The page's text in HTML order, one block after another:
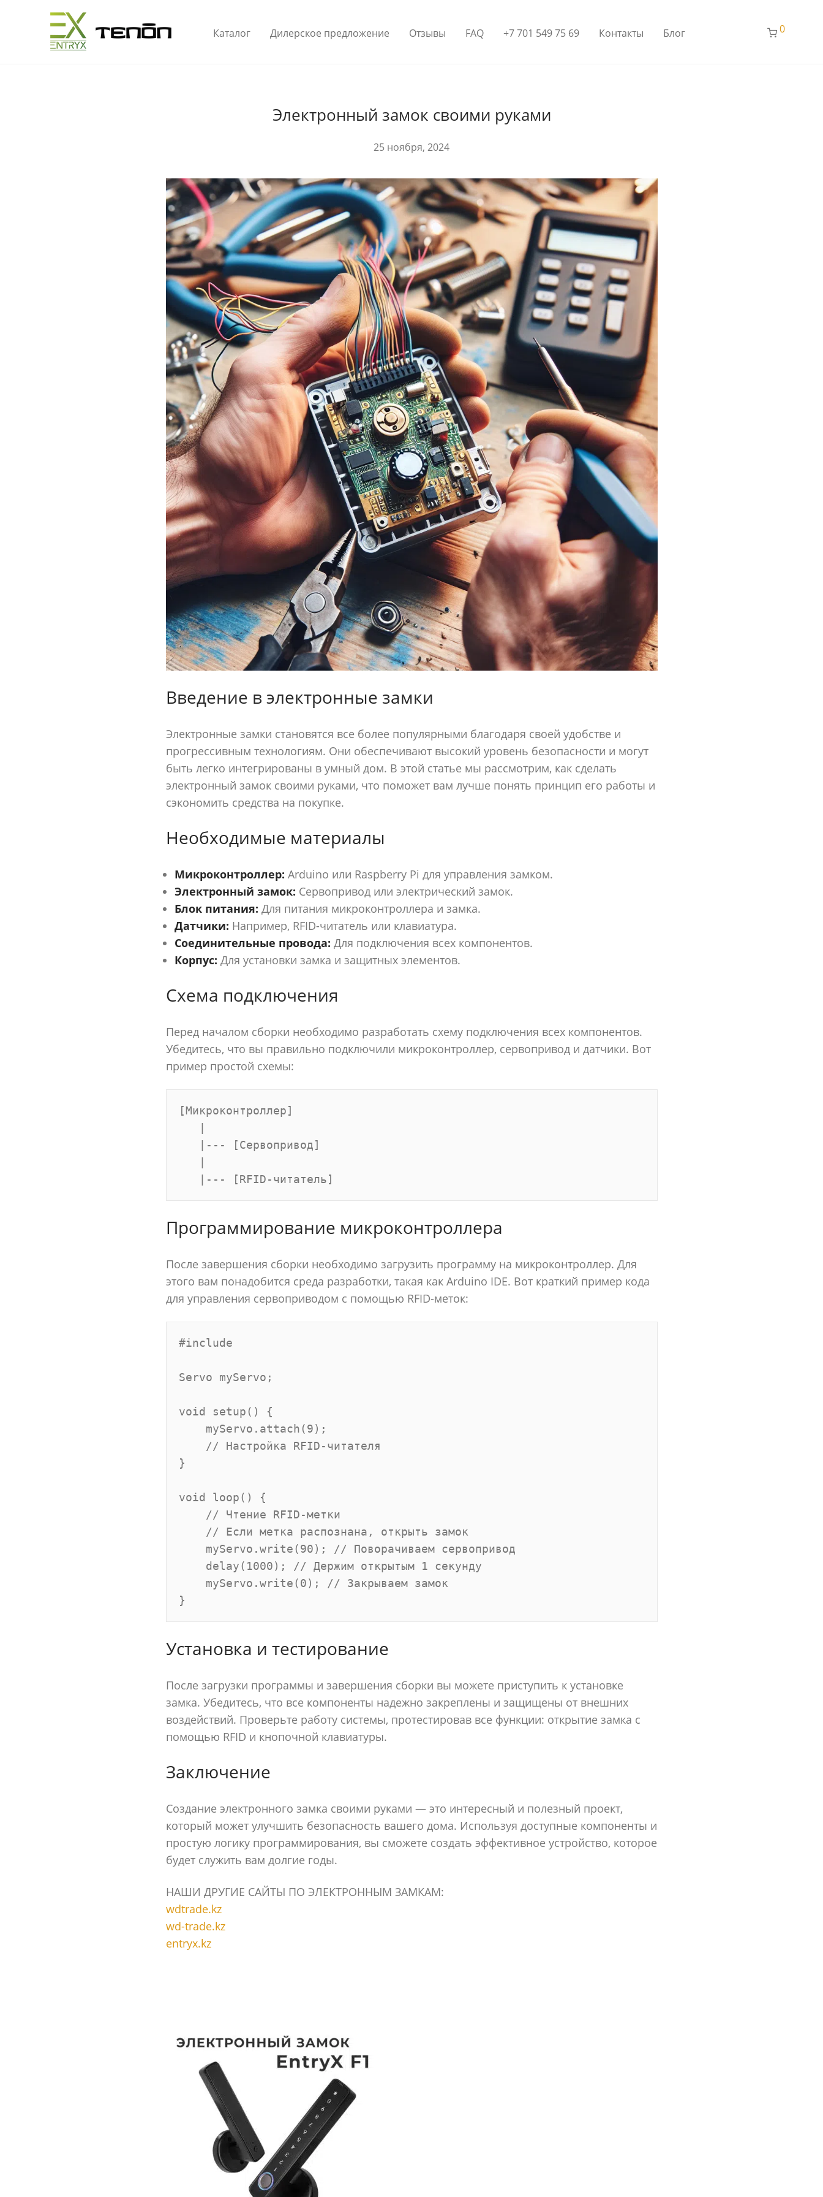
Каталог Дилерское предложение Отзывы FAQ +7 701 549 75 69 Контакты Блог 0
Электронный замок своими руками
25 ноября, 2024
Введение в электронные замки
Электронные замки становятся все более популярными благодаря своей удобстве и
прогрессивным технологиям. Они обеспечивают высокий уровень безопасности и могут
быть легко интегрированы в умный дом. В этой статье мы рассмотрим, как сделать
электронный замок своими руками, что поможет вам лучше понять принцип его работы и
сэкономить средства на покупке.
Необходимые материалы
Микроконтроллер: Arduino или Raspberry Pi для управления замком.
Электронный замок: Сервопривод или электрический замок.
Блок питания: Для питания микроконтроллера и замка.
Датчики: Например, RFID-читатель или клавиатура.
Соединительные провода: Для подключения всех компонентов.
Корпус: Для установки замка и защитных элементов.
Схема подключения
Перед началом сборки необходимо разработать схему подключения всех компонентов.
Убедитесь, что вы правильно подключили микроконтроллер, сервопривод и датчики. Вот
пример простой схемы:
[Микроконтроллер]
   |--- [Сервопривод]
Программирование микроконтроллера
После завершения сборки необходимо загрузить программу на микроконтроллер. Для
этого вам понадобится среда разработки, такая как Arduino IDE. Вот краткий пример кода
для управления сервоприводом с помощью RFID-меток:
#include
Servo myServo;
void setup() {
    myServo.attach(9);
    // Настройка RFID-читателя
}
void loop() {
    // Чтение RFID-метки
    // Если метка распознана, открыть замок
    myServo.write(90); // Поворачиваем сервопривод
    delay(1000); // Держим открытым 1 секунду
    myServo.write(0); // Закрываем замок
Установка и тестирование
После загрузки программы и завершения сборки вы можете приступить к установке
замка. Убедитесь, что все компоненты надежно закреплены и защищены от внешних
воздействий. Проверьте работу системы, протестировав все функции: открытие замка с
помощью RFID и кнопочной клавиатуры.
Заключение
Создание электронного замка своими руками — это интересный и полезный проект,
который может улучшить безопасность вашего дома. Используя доступные компоненты и
простую логику программирования, вы сможете создать эффективное устройство, которое
будет служить вам долгие годы.
НАШИ ДРУГИЕ САЙТЫ ПО ЭЛЕКТРОННЫМ ЗАМКАМ:
wdtrade.kz
wd-trade.kz
entryx.kz